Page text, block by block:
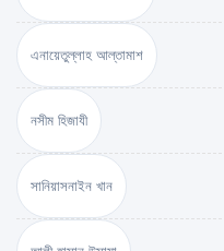
এনায়েতুল্লাহ আল্‌তামাশ
নসীম হিজাযী
সানিয়াসনাইন খান